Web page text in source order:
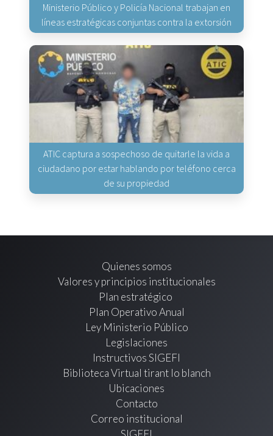
Ministerio Público y Policía Nacional trabajan en
líneas estratégicas conjuntas contra la extorsión
ATIC captura a sospechoso de quitarle la vida a
ciudadano por estar hablando por teléfono cerca
de su propiedad
Quienes somos
Valores y principios institucionales
Plan estratégico
Plan Operativo Anual
Ley Ministerio Público
Legislaciones
Instructivos SIGEFI
Biblioteca Virtual tirant lo blanch
Ubicaciones
Contacto
Correo institucional